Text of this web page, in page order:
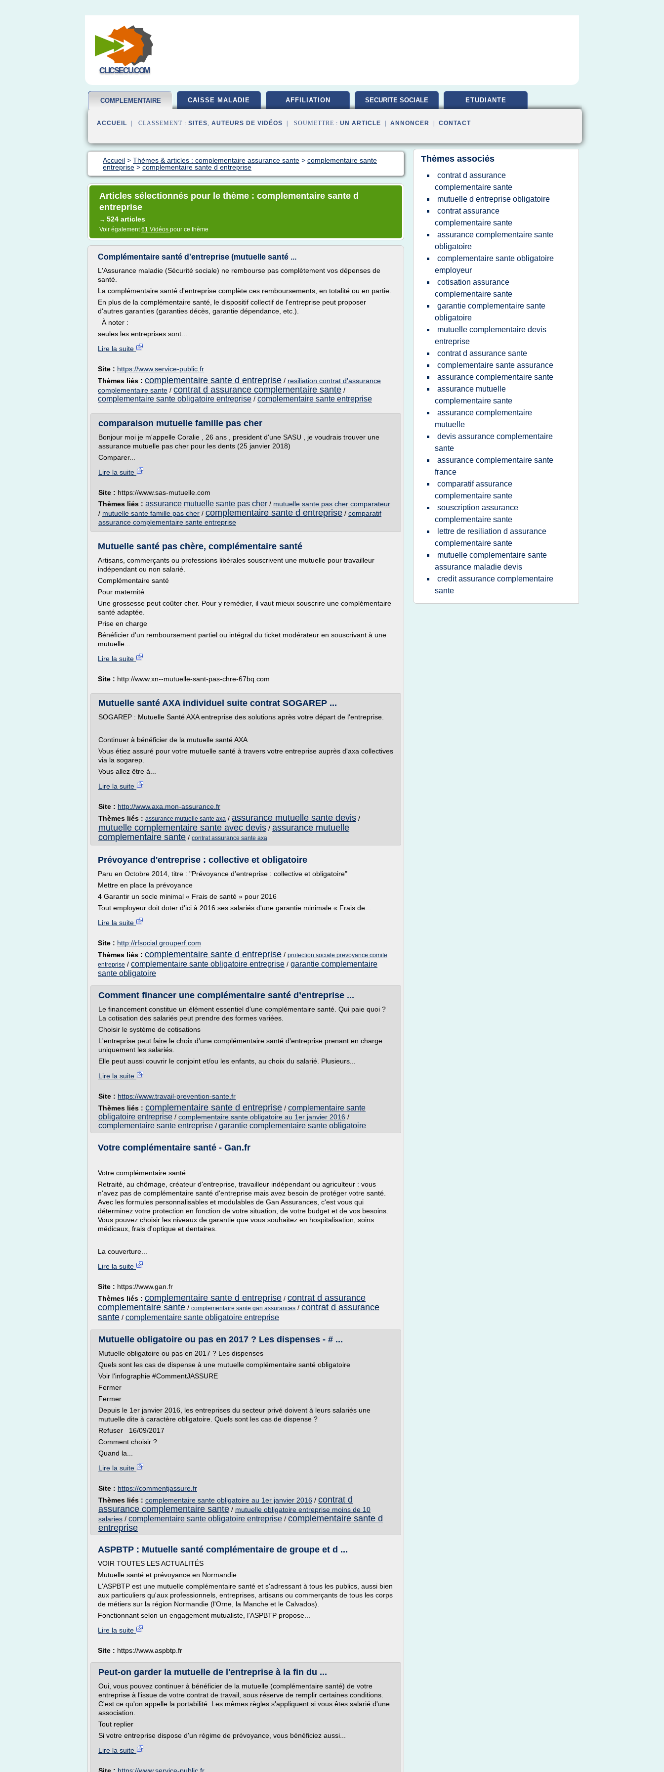
CLICSECU.COM
COMPLEMENTAIRE CAISSE MALADIE AFFILIATION SECURITE SOCIALE ETUDIANTE
ACCUEIL | CLASSEMENT : SITES, AUTEURS DE VIDÉOS | SOUMETTRE : UN ARTICLE ANNONCER CONTACT
Accueil > Thèmes & articles : complementaire assurance sante > complementaire sante
entreprise > complementaire sante d entreprise
Articles sélectionnés pour le thème : complementaire sante d
entreprise
→ 524 articles
Voir également61 Vidéos pour ce thème
Complémentaire santé d'entreprise (mutuelle santé ...
L'Assurance maladie (Sécurité sociale) ne rembourse pas complètement vos dépenses de
santé.
La complémentaire santé d'entreprise complète ces remboursements, en totalité ou en partie.
En plus de la complémentaire santé, le dispositif collectif de l'entreprise peut proposer
d'autres garanties (garanties décès, garantie dépendance, etc.).
À noter :
seules les entreprises sont...
Lire la suite
Site : https://www.service-public.fr
Thèmes liés : complementaire sante d entreprise / resiliation contrat d'assurance
complementaire sante / contrat d assurance complementaire sante /
complementaire sante obligatoire entreprise / complementaire sante entreprise
comparaison mutuelle famille pas cher
Bonjour moi je m'appelle Coralie , 26 ans , president d'une SASU , je voudrais trouver une
assurance mutuelle pas cher pour les dents (25 janvier 2018)
Comparer...
Lire la suite
Site : https://www.sas-mutuelle.com
Thèmes liés : assurance mutuelle sante pas cher / mutuelle sante pas cher comparateur
/ mutuelle sante famille pas cher / complementaire sante d entreprise / comparatif
assurance complementaire sante entreprise
Mutuelle santé pas chère, complémentaire santé
Artisans, commerçants ou professions libérales souscrivent une mutuelle pour travailleur
indépendant ou non salarié.
Complémentaire santé
Pour maternité
Une grossesse peut coûter cher. Pour y remédier, il vaut mieux souscrire une complémentaire
santé adaptée.
Prise en charge
Bénéficier d'un remboursement partiel ou intégral du ticket modérateur en souscrivant à une
mutuelle...
Lire la suite
Site : http://www.xn--mutuelle-sant-pas-chre-67bq.com
Mutuelle santé AXA individuel suite contrat SOGAREP ...
SOGAREP : Mutuelle Santé AXA entreprise des solutions après votre départ de l'entreprise.
Continuer à bénéficier de la mutuelle santé AXA
Vous étiez assuré pour votre mutuelle santé à travers votre entreprise auprès d'axa collectives
via la sogarep.
Vous allez être à...
Lire la suite
Site : http://www.axa.mon-assurance.fr
Thèmes liés : assurance mutuelle sante axa / assurance mutuelle sante devis /
mutuelle complementaire sante avec devis / assurance mutuelle
complementaire sante / contrat assurance sante axa
Prévoyance d'entreprise : collective et obligatoire
Paru en Octobre 2014, titre : "Prévoyance d'entreprise : collective et obligatoire"
Mettre en place la prévoyance
4 Garantir un socle minimal « Frais de santé » pour 2016
Tout employeur doit doter d'ici à 2016 ses salariés d'une garantie minimale « Frais de...
Lire la suite
Site : http://rfsocial.grouperf.com
Thèmes liés : complementaire sante d entreprise / protection sociale prevoyance comite
entreprise / complementaire sante obligatoire entreprise / garantie complementaire
sante obligatoire
Comment financer une complémentaire santé d’entreprise ...
Le financement constitue un élément essentiel d'une complémentaire santé. Qui paie quoi ?
La cotisation des salariés peut prendre des formes variées.
Choisir le système de cotisations
L'entreprise peut faire le choix d'une complémentaire santé d'entreprise prenant en charge
uniquement les salariés.
Elle peut aussi couvrir le conjoint et/ou les enfants, au choix du salarié. Plusieurs...
Lire la suite
Site : https://www.travail-prevention-sante.fr
Thèmes liés : complementaire sante d entreprise / complementaire sante
obligatoire entreprise / complementaire sante obligatoire au 1er janvier 2016 /
complementaire sante entreprise / garantie complementaire sante obligatoire
Votre complémentaire santé - Gan.fr
Votre complémentaire santé
Retraité, au chômage, créateur d'entreprise, travailleur indépendant ou agriculteur : vous
n'avez pas de complémentaire santé d'entreprise mais avez besoin de protéger votre santé.
Avec les formules personnalisables et modulables de Gan Assurances, c'est vous qui
déterminez votre protection en fonction de votre situation, de votre budget et de vos besoins.
Vous pouvez choisir les niveaux de garantie que vous souhaitez en hospitalisation, soins
médicaux, frais d'optique et dentaires.
La couverture...
Lire la suite
Site : https://www.gan.fr
Thèmes liés : complementaire sante d entreprise / contrat d assurance
complementaire sante / complementaire sante gan assurances / contrat d assurance
sante / complementaire sante obligatoire entreprise
Mutuelle obligatoire ou pas en 2017 ? Les dispenses - # ...
Mutuelle obligatoire ou pas en 2017 ? Les dispenses
Quels sont les cas de dispense à une mutuelle complémentaire santé obligatoire
Voir l'infographie #CommentJASSURE
Fermer
Fermer
Depuis le 1er janvier 2016, les entreprises du secteur privé doivent à leurs salariés une
mutuelle dite à caractère obligatoire. Quels sont les cas de dispense ?
Refuser 16/09/2017
Comment choisir ?
Quand la...
Lire la suite
Site : https://commentjassure.fr
Thèmes liés : complementaire sante obligatoire au 1er janvier 2016 / contrat d
assurance complementaire sante / mutuelle obligatoire entreprise moins de 10
salaries / complementaire sante obligatoire entreprise / complementaire sante d
entreprise
ASPBTP : Mutuelle santé complémentaire de groupe et d ...
VOIR TOUTES LES ACTUALITÉS
Mutuelle santé et prévoyance en Normandie
L'ASPBTP est une mutuelle complémentaire santé et s'adressant à tous les publics, aussi bien
aux particuliers qu'aux professionnels, entreprises, artisans ou commerçants de tous les corps
de métiers sur la région Normandie (l'Orne, la Manche et le Calvados).
Fonctionnant selon un engagement mutualiste, l'ASPBTP propose...
Lire la suite
Site : https://www.aspbtp.fr
Peut-on garder la mutuelle de l'entreprise à la fin du ...
Oui, vous pouvez continuer à bénéficier de la mutuelle (complémentaire santé) de votre
entreprise à l'issue de votre contrat de travail, sous réserve de remplir certaines conditions.
C'est ce qu'on appelle la portabilité. Les mêmes règles s'appliquent si vous êtes salarié d'une
association.
Tout replier
Si votre entreprise dispose d'un régime de prévoyance, vous bénéficiez aussi...
Lire la suite
Thèmes associés
contrat d assurance
complementaire sante
mutuelle d entreprise obligatoire
contrat assurance
complementaire sante
assurance complementaire sante
obligatoire
complementaire sante obligatoire
employeur
cotisation assurance
complementaire sante
garantie complementaire sante
obligatoire
mutuelle complementaire devis
entreprise
contrat d assurance sante
complementaire sante assurance
assurance complementaire sante
assurance mutuelle
complementaire sante
assurance complementaire
mutuelle
devis assurance complementaire
sante
assurance complementaire sante
france
comparatif assurance
complementaire sante
souscription assurance
complementaire sante
lettre de resiliation d assurance
complementaire sante
mutuelle complementaire sante
assurance maladie devis
credit assurance complementaire
sante